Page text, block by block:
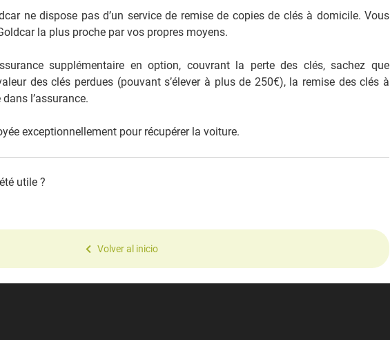
ne dispose pas d’un service de remise de copies de clés à domicile. Vous
la plus proche par vos propres moyens.
supplémentaire en option, couvrant la perte des clés, sachez que
des clés perdues (pouvant s’élever à plus de 250€), la remise des clés à
l’assurance.
exceptionnellement pour récupérer la voiture.
utile ?
Volver al inicio